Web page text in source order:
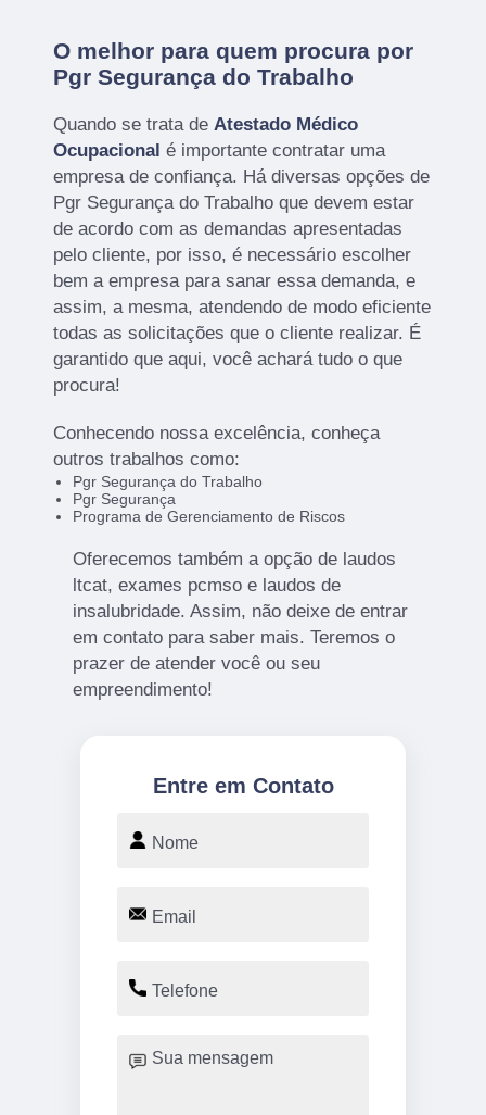
O melhor para quem procura por
Pgr Segurança do Trabalho
Quando se trata deAtestado Médico
Ocupacional é importante contratar uma
empresa de confiança. Há diversas opções de
Pgr Segurança do Trabalho que devem estar
de acordo com as demandas apresentadas
pelo cliente, por isso, é necessário escolher
bem a empresa para sanar essa demanda, e
assim, a mesma, atendendo de modo eficiente
todas as solicitações que o cliente realizar. É
garantido que aqui, você achará tudo o que
procura!
Conhecendo nossa excelência, conheça
outros trabalhos como:
Pgr Segurança do Trabalho
Pgr Segurança
Programa de Gerenciamento de Riscos
Oferecemos também a opção de laudos
ltcat, exames pcmso e laudos de
insalubridade. Assim, não deixe de entrar
em contato para saber mais. Teremos o
prazer de atender você ou seu
empreendimento!
Entre em Contato